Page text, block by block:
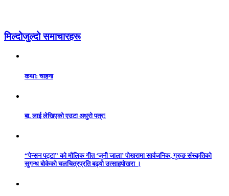
मिल्दोजुल्दो समाचारहरू
कथा: चाहना
बा, लाई लेखिएको एउटा अधुरो पत्र!
“पेन्सन पट्टा” को मौलिक गीत ‘जुनी जाला’ पोखरामा सार्वजनिक, गुरुङ संस्कृतिको
सुगन्ध बोकेको चलचित्रप्रति बढ्यो उत्साहपोखरा ।